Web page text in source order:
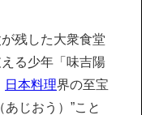
残した大衆食堂
る少年「味吉陽
日本料理界の至宝
じおう）”こと